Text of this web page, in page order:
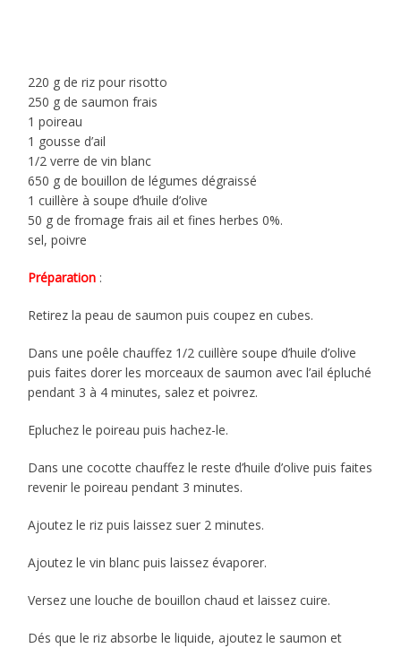
220 g de riz pour risotto
250 g de saumon frais
1 poireau
1 gousse d’ail
1/2 verre de vin blanc
650 g de bouillon de légumes dégraissé
1 cuillère à soupe d’huile d’olive
50 g de fromage frais ail et fines herbes 0%.
sel, poivre
Préparation :
Retirez la peau de saumon puis coupez en cubes.
Dans une poêle chauffez 1/2 cuillère soupe d’huile d’olive
puis faites dorer les morceaux de saumon avec l’ail épluché
pendant 3 à 4 minutes, salez et poivrez.
Epluchez le poireau puis hachez-le.
Dans une cocotte chauffez le reste d’huile d’olive puis faites
revenir le poireau pendant 3 minutes.
Ajoutez le riz puis laissez suer 2 minutes.
Ajoutez le vin blanc puis laissez évaporer.
Versez une louche de bouillon chaud et laissez cuire.
Dés que le riz absorbe le liquide, ajoutez le saumon et